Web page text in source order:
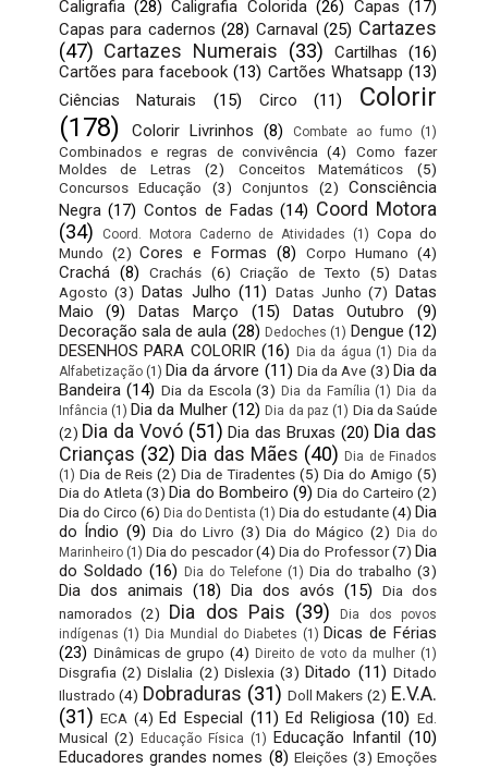
Caligrafia (28) Caligrafia Colorida (26) Capas (17)
Capas para cadernos (28) Carnaval (25) Cartazes
(47) Cartazes Numerais (33) Cartilhas
(16)
Cartões para facebook (13) Cartões Whatsapp (13)
Ciências Naturais
(15) Circo (11)
Colorir
(178)
Colorir Livrinhos (8) Combate ao fumo (1)
Combinados e regras de convivência (4)
Como fazer
Moldes de Letras
(2) Conceitos Matemáticos
(5)
Concursos Educação
(3) Conjuntos (2)
Consciência
Negra (17) Contos de Fadas (14) Coord Motora
(34)
Coord. Motora Caderno de Atividades (1) Copa do
Mundo (2) Cores e Formas (8) Corpo Humano (4)
Crachá (8) Crachás (6) Criação de Texto (5) Datas
Agosto (3) Datas Julho (11) Datas Junho (7) Datas
Maio
(9) Datas Março (15) Datas Outubro
(9)
Decoração sala de aula (28) Dedoches (1) Dengue (12)
DESENHOS PARA COLORIR (16) Dia da água (1) Dia da
Alfabetização (1) Dia da árvore (11) Dia da Ave (3) Dia da
Bandeira (14) Dia da Escola (3) Dia da Família (1) Dia da
Infância (1) Dia da Mulher (12) Dia da paz (1) Dia da Saúde
(2) Dia da Vovó (51) Dia das Bruxas (20) Dia das
Crianças (32) Dia das Mães (40) Dia de Finados
(1) Dia de Reis (2) Dia de Tiradentes (5) Dia do Amigo (5)
Dia do Atleta (3) Dia do Bombeiro (9) Dia do Carteiro (2)
Dia do Circo (6) Dia do Dentista (1) Dia do estudante(4) Dia
do Índio (9) Dia do Livro (3) Dia do Mágico (2)
Dia do
Marinheiro (1) Dia do pescador (4) Dia do Professor (7) Dia
do Soldado (16) Dia do Telefone (1) Dia do trabalho (3)
Dia dos animais (18) Dia dos avós (15)
Dia dos
namorados (2) Dia dos Pais (39)
Dia dos povos
indígenas (1) Dia Mundial do Diabetes (1) Dicas de Férias
(23) Dinâmicas de grupo (4) Direito de voto da mulher (1)
Disgrafia (2) Dislalia (2) Dislexia (3) Ditado (11) Ditado
Ilustrado (4) Dobraduras (31) Doll Makers (2) E.V.A.
(31) ECA (4) Ed Especial (11) Ed Religiosa (10) Ed.
Musical (2) Educação Física (1) Educação Infantil (10)
Educadores grandes nomes (8) Eleições (3) Emoções